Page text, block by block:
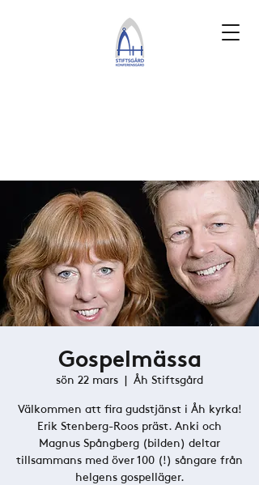
Gospelmässa
sön 22 mars
  |
Åh Stiftsgård
Välkommen att fira gudstjänst i Åh kyrka!
Erik Stenberg-Roos präst. Anki och
Magnus Spångberg (bilden) deltar
tillsammans med över 100 (!) sångare från
helgens gospelläger.